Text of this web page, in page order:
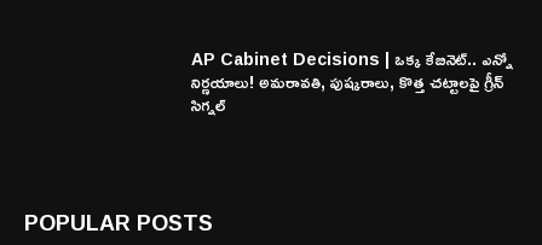
AP Cabinet Decisions | ఒక్క కేబినెట్.. ఎన్నో
నిర్ణయాలు! అమరావతి, పుష్కరాలు, కొత్త చట్టాలపై గ్రీన్
సిగ్నల్
POPULAR POSTS